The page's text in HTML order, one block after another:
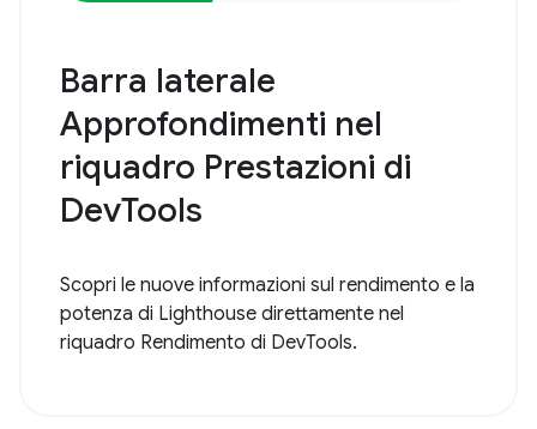
Barra laterale
Approfondimenti nel
riquadro Prestazioni di
DevTools
Scopri le nuove informazioni sul rendimento e la
potenza di Lighthouse direttamente nel
riquadro Rendimento di DevTools.